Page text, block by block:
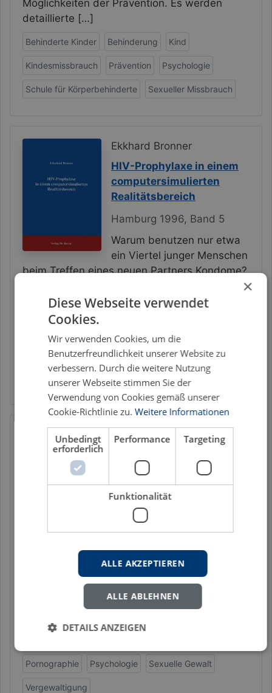
Möglichkeiten der Prävention. Es werden
detaillierte […]
Behinderte Kinder Behinderung Kind
Kindesmissbrauch Prävention Psychologie
Schule für Körperbehinderte Sexueller Missbrauch
Ekkhard Bronner
HIV-Prophylaxe in einem
computersimulierten
Realitätsbereich
Hamburg 1996, Band 5
Warum benutzen nur etwa
ein Viertel junger Menschen
beim Treffen eines neuen Partners Kondome?
Prophylaxe nichts bewirkt? Jedenfalls scheint
es so zu sein, dass in einer sich neu
Gesundheit HIV Prävention Prophylaxe
Risikoverhalten
Friederike Sohn
Anleitung zur sexuellen
Hamburg 1995, Band 4
In diesem Buch geht es um Pornographie,
wobei das Spektrum sehr viel mehr umfasst,
als allgemeinhin angenommen wird. Das
Thema ist hier auf Massenmedien beschränkt.
Insbesondere geht es der Autorin darum,
Pornographie Psychologie Sexuelle Gewalt
Vergewaltigung
×
Diese Webseite verwendet
Cookies.
Wir verwenden Cookies, um die
Benutzerfreundlichkeit unserer Website zu
verbessern. Durch die weitere Nutzung
unserer Webseite stimmen Sie der
Verwendung von Cookies gemäß unserer
Cookie-Richtlinie zu. Weitere Informationen
Unbedingt
erforderlich
Performance Targeting
Funktionalität
ALLE AKZEPTIEREN
ALLE ABLEHNEN
DETAILS ANZEIGEN